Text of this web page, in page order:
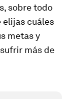
sobre todo
elijas cuáles
metas y
más de